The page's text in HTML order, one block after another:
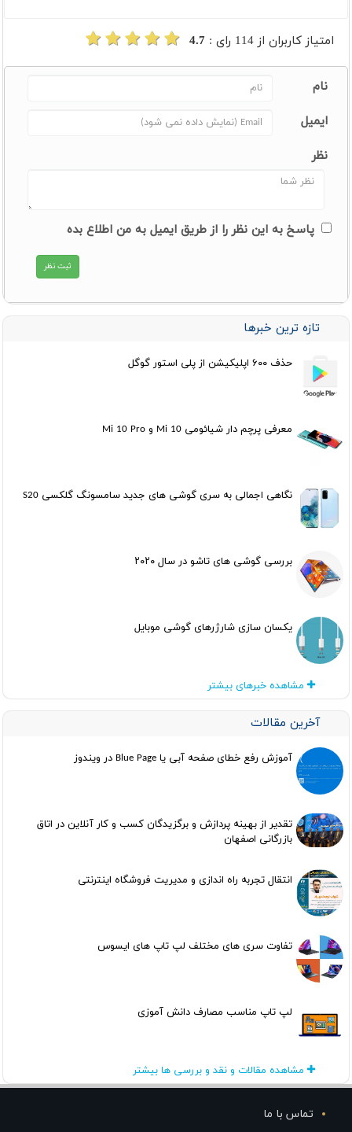
امتیاز کاربران از 114 رای : 4.7
نام
ایمیل
نظر
پاسخ به این نظر را از طریق ایمیل به من اطلاع بده
تازه ترین خبرها
حذف ۶۰۰ اپلیکیشن از پلی استور گوگل
معرفی پرچم دار شیائومی Mi 10 و Mi 10 Pro
نگاهی اجمالی به سری گوشی های جدید سامسونگ گلکسی S20
بررسی گوشی های تاشو در سال ۲۰۲۰
یکسان سازی شارژرهای گوشی موبایل
مشاهده خبرهای بیشتر
آخرین مقالات
آموزش رفع خطای صفحه آبی یا Blue Page در ویندوز
تقدیر از بهینه پردازش و برگزیدگان کسب و کار آنلاین در اتاق
بازرگانی اصفهان
انتقال تجربه راه اندازی و مدیریت فروشگاه اینترنتی
تفاوت سری های مختلف لپ تاپ های ایسوس
لپ تاپ مناسب مصارف دانش آموزی
مشاهده مقالات و نقد و بررسی ها بیشتر
تماس با ما